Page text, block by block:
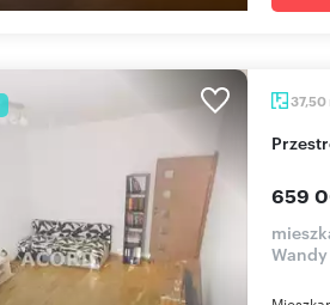
37,50
659
Wandy